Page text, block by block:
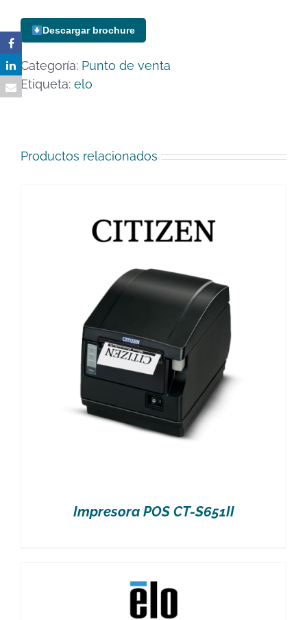
Descargar brochure
Categoría: Punto de venta
Etiqueta: elo
Productos relacionados
Impresora POS CT-S651II